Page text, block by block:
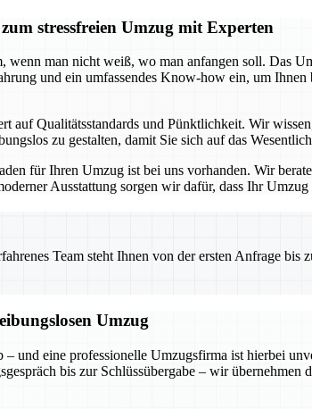
stressfreien Umzug mit Experten
man nicht weiß, wo man anfangen soll. Das
und ein umfassendes Know-how ein, um
auf Qualitätsstandards und Pünktlichkeit. Wir
zu gestalten, damit Sie sich auf das
für Ihren Umzug ist bei uns vorhanden. Wir
Ausstattung sorgen wir dafür, dass Ihr
Team steht Ihnen von der ersten Anfrage
Umzug
und eine professionelle Umzugsfirma ist hierbei
bis zur Schlüssübergabe – wir